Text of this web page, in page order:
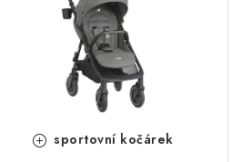
sportovní kočárek